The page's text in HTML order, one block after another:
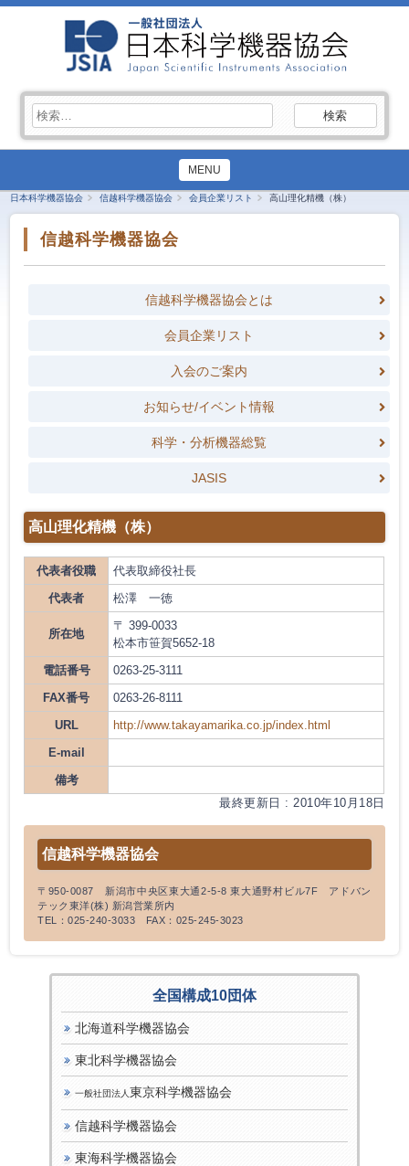
索:
MENU
日本科学機器協会 信越科学機器協会 会員企業リスト 高山理化精機（株）
信越科学機器協会
信越科学機器協会とは
会員企業リスト
入会のご案内
お知らせ/イベント情報
科学・分析機器総覧
JASIS
高山理化精機（株）
代表者役職
代表取締役社長
代表者
松澤 一徳
所在地
〒 399-0033
松本市笹賀5652-18
電話番号
0263-25-3111
FAX番号
0263-26-8111
URL
http://www.takayamarika.co.jp/index.html
E-mail
備考
最終更新日 : 2010年10月18日
信越科学機器協会
〒950-0087 新潟市中央区東大通2-5-8 東大通野村ビル7F アドバン
テック東洋(株) 新潟営業所内
TEL：025-240-3033 FAX：025-245-3023
全国構成10団体
北海道科学機器協会
東北科学機器協会
一般社団法人 東京科学機器協会
信越科学機器協会
東海科学機器協会